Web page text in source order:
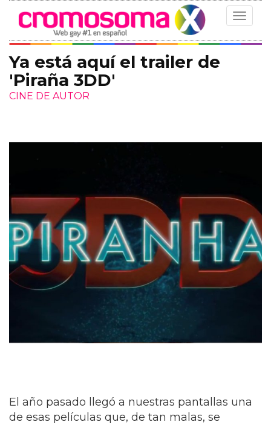
Toggle
Ya está aquí el trailer de
'Piraña 3DD'
CINE DE AUTOR
El año pasado llegó a nuestras pantallas una
de esas películas que, de tan malas, se